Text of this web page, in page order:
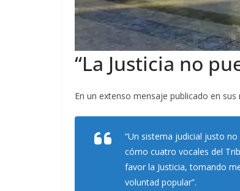
“La Justicia no
En un extenso mensaje publicado en
“Un sistema judicial justo
cómo cuatro vocales del
favor la Justicia, tomando
voluntad popular”.